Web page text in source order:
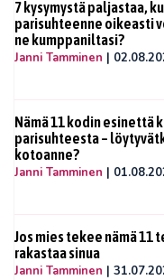
7 kysymystä paljastaa,
parisuhteenne oikeasti
ne kumppaniltasi?
Janni Tamminen |
Nämä 11 kodin esinettä
parisuhteesta –
kotoanne?
Janni Tamminen |
Jos mies tekee nämä
rakastaa sinua
Janni Tamminen |